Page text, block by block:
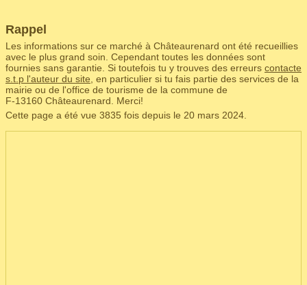
Rappel
Les informations sur ce marché à Châteaurenard ont été recueillies
avec le plus grand soin. Cependant toutes les données sont
fournies sans garantie. Si toutefois tu y trouves des erreurs contacte
s.t.p l'auteur du site , en particulier si tu fais partie des services de la
mairie ou de l'office de tourisme de la commune de
F‑13160 Châteaurenard. Merci!
Cette page a été vue 3835 fois depuis le 20 mars 2024.